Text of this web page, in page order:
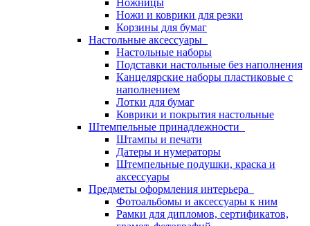
Ножницы
Ножи и коврики для резки
Корзины для бумаг
Настольные аксессуары
Настольные наборы
Подставки настольные без наполнения
Канцелярские наборы пластиковые с
наполнением
Лотки для бумаг
Коврики и покрытия настольные
Штемпельные принадлежности
Штампы и печати
Датеры и нумераторы
Штемпельные подушки, краска и
аксессуары
Предметы оформления интерьера
Фотоальбомы и аксессуары к ним
Рамки для дипломов, сертификатов,